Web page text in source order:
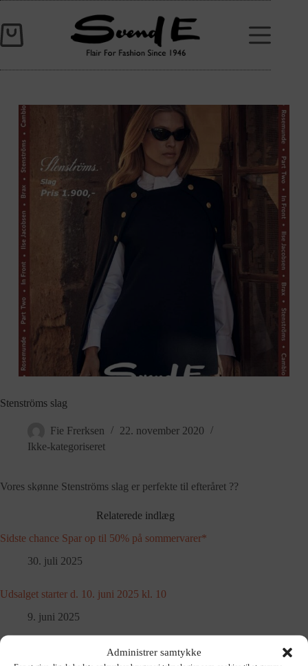
Administrer samtykke
Stenströms slag
Fie Frerksen
22. november 2020
Ikke-kategoriseret
Vores skønne Stenströms slag er perfekte til efteråret ??
Relaterede indlæg
Sidste chance Spar op til 50% på sommervarer*
30. juli 2025
Udsalget starter d. 10. juni 2025 kl. 10
9. juni 2025
Træd ind i sommersæsonen i lækre bukser fra Brax